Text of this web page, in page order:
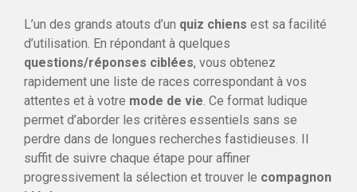
L’un des grands atouts d’un quiz chiens est sa facilité
d’utilisation. En répondant à quelques
questions/réponses ciblées, vous obtenez
rapidement une liste de races correspondant à vos
attentes et à votre mode de vie. Ce format ludique
permet d’aborder les critères essentiels sans se
perdre dans de longues recherches fastidieuses. Il
suffit de suivre chaque étape pour affiner
progressivement la sélection et trouver le compagnon